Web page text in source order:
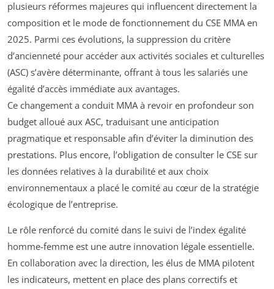
plusieurs réformes majeures qui influencent directement la
composition et le mode de fonctionnement du CSE MMA en
2025. Parmi ces évolutions, la suppression du critère
d’ancienneté pour accéder aux activités sociales et culturelles
(ASC) s’avère déterminante, offrant à tous les salariés une
égalité d’accès immédiate aux avantages.
Ce changement a conduit MMA à revoir en profondeur son
budget alloué aux ASC, traduisant une anticipation
pragmatique et responsable afin d’éviter la diminution des
prestations. Plus encore, l’obligation de consulter le CSE sur
les données relatives à la durabilité et aux choix
environnementaux a placé le comité au cœur de la stratégie
écologique de l’entreprise.
Le rôle renforcé du comité dans le suivi de l’index égalité
homme-femme est une autre innovation légale essentielle.
En collaboration avec la direction, les élus de MMA pilotent
les indicateurs, mettent en place des plans correctifs et